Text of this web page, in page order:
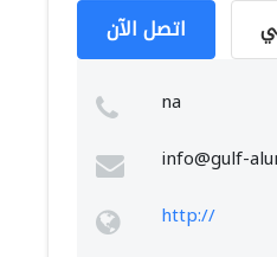
اتصل الآن
na
info@gulf-
http://